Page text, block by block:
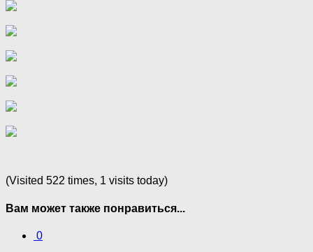
(Visited 522 times, 1 visits today)
Вам может также понравиться...
0